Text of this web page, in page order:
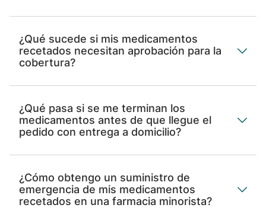
¿Qué sucede si mis medicamentos
recetados necesitan aprobación para la
cobertura?
¿Qué pasa si se me terminan los
medicamentos antes de que llegue el
pedido con entrega a domicilio?
¿Cómo obtengo un suministro de
emergencia de mis medicamentos
recetados en una farmacia minorista?